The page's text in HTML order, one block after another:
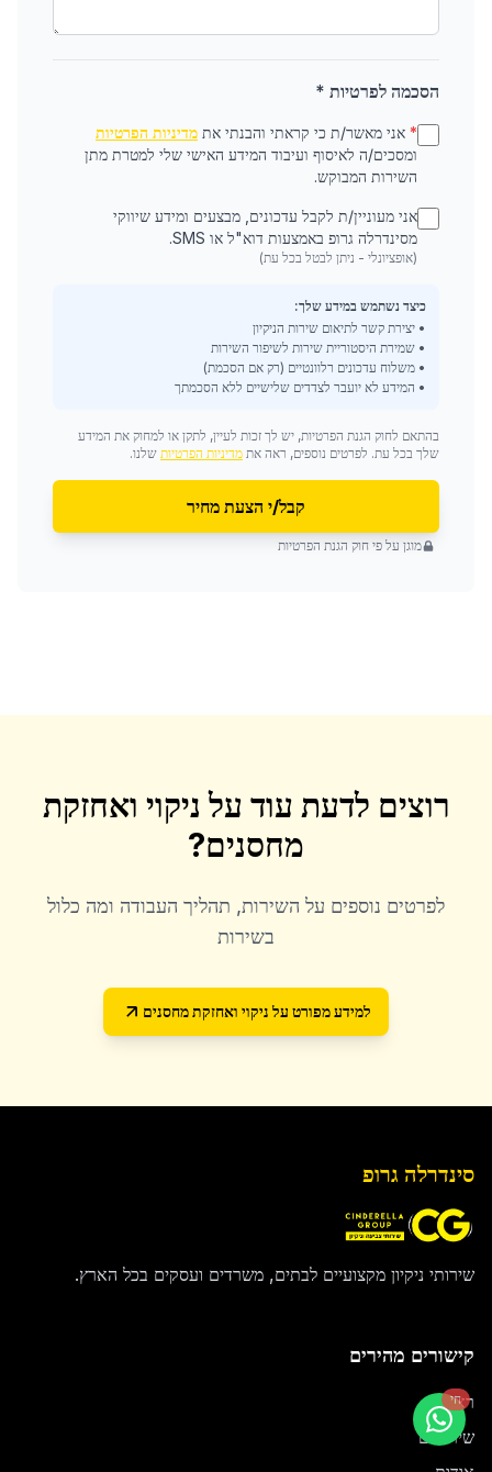
הסכמה לפרטיות *
* אני מאשר/ת כי קראתי והבנתי את מדיניות הפרטיות
ומסכים/ה לאיסוף ועיבוד המידע האישי שלי למטרת מתן
השירות המבוקש.
אני מעוניין/ת לקבל עדכונים, מבצעים ומידע שיווקי
מסינדרלה גרופ באמצעות דוא"ל או SMS.
(אופציונלי - ניתן לבטל בכל עת)
כיצד נשתמש במידע שלך:
• יצירת קשר לתיאום שירות הניקיון
• שמירת היסטוריית שירות לשיפור השירות
• משלוח עדכונים רלוונטיים (רק אם הסכמת)
• המידע לא יועבר לצדדים שלישיים ללא הסכמתך
בהתאם לחוק הגנת הפרטיות, יש לך זכות לעיין, לתקן או למחוק את המידע
שלך בכל עת. לפרטים נוספים, ראה את מדיניות הפרטיות שלנו.
קבל/י הצעת מחיר
מוגן על פי חוק הגנת הפרטיות
רוצים לדעת עוד על ניקוי ואחזקת
מחסנים?
לפרטים נוספים על השירות, תהליך העבודה ומה כלול
בשירות
למידע מפורט על ניקוי ואחזקת מחסנים
סינדרלה גרופ
שירותי ניקיון מקצועיים לבתים, משרדים ועסקים בכל הארץ.
קישורים מהירים
ראשי
שירותים
חי